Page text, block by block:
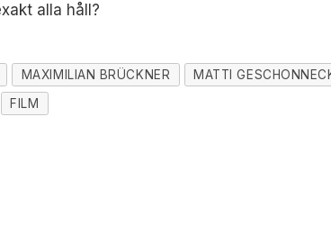
alla håll?
MAXIMILIAN BRÜCKNER
MATTI
FILM